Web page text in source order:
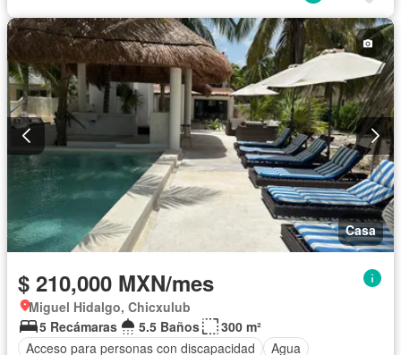
Casa
$ 210,000 MXN/mes
Miguel Hidalgo, Chicxulub
5 Recámaras
5.5 Baños
300 m²
Acceso para personas con discapacidad
Agua